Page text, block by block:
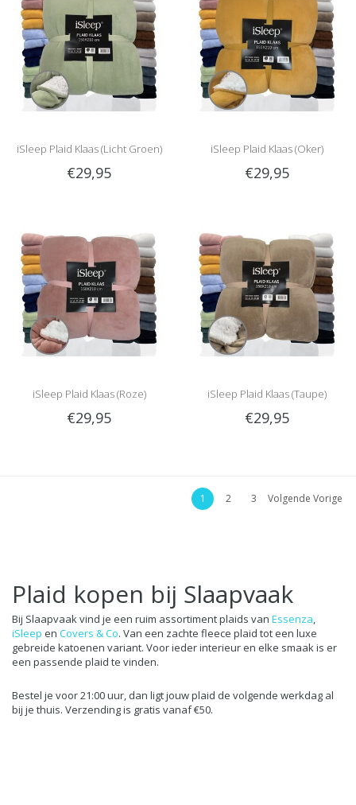
iSleep Plaid Klaas (Licht Groen)
€29,95
iSleep Plaid Klaas (Oker)
€29,95
iSleep Plaid Klaas (Roze)
€29,95
iSleep Plaid Klaas (Taupe)
€29,95
1 2 3 Volgende Vorige
Plaid kopen bij Slaapvaak
Bij Slaapvaak vind je een ruim assortiment plaids van Essenza,
iSleep en Covers & Co. Van een zachte fleece plaid tot een luxe
gebreide katoenen variant. Voor ieder interieur en elke smaak is er
een passende plaid te vinden.
Bestel je voor 21:00 uur, dan ligt jouw plaid de volgende werkdag al
bij je thuis. Verzending is gratis vanaf €50.